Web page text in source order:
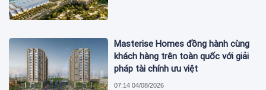
Masterise Homes đồng hành cùng
khách hàng trên toàn quốc với giải
pháp tài chính ưu việt
07:14 04/08/2026